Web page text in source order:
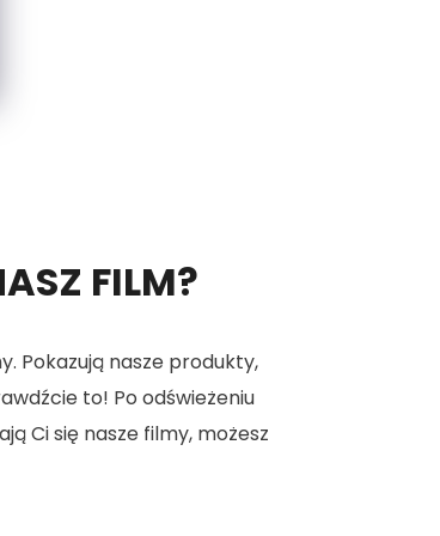
FILM?
Pokazują nasze produkty,
to! Po odświeżeniu
Ci się nasze filmy, możesz